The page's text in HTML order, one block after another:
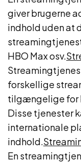
giver brugerne
indhold uden at
HBO Max osv.
forskellige
tilgængelige for
Disse tjenester
internationale
indhold.
En